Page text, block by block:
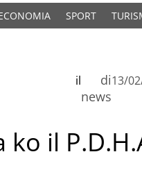
SPORT
di
news
il 13/
il